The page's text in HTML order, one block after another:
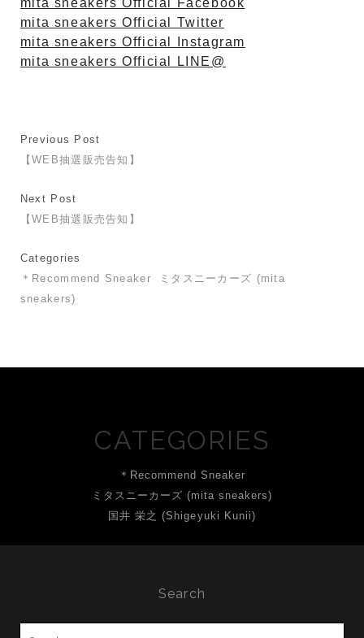
mita sneakers Official Twitter
mita sneakers Official Instagram
mita sneakers Official LINE@
Previous Post
【WEB抽選販売告知】
Next Post
【WEB抽選販売告知】
Categories
＊Recommend Sneaker
ミタスニーカーズ (mita
sneakers)
CATEGORIES
＊Recommend Sneaker
ミタスニーカーズ (mita sneakers)
国井 栄之 (Shigeyuki Kunii)
Search